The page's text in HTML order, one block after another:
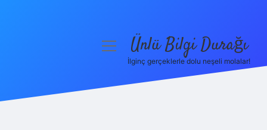
menüyüÜnlü Bilgi Durağı
İlginç gerçeklerle dolu neşeli molalar!